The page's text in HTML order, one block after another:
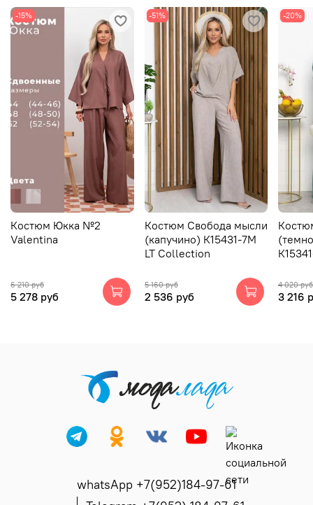
-15%
Костюм Юкка №2
Valentina
6 210 руб
5 278 руб
-51%
Костюм Свобода мысли
(капучино) К15431-7М
LT Collection
5 160 руб
2 536 руб
-20%
4 020 руб
3 216
whatsApp +7(952)184-97-61